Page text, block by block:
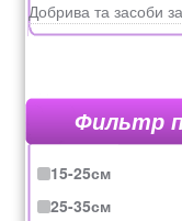
Добрива та засоби
Фильтр
15-25см
25-35см